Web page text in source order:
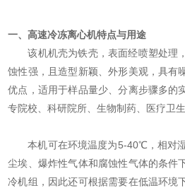
一、高速冷冻离心机特点与用途
该机机壳为铁壳，表面经喷塑处理
蚀性强，且造型新颖、外形美观，具有
优点，适用于样品量少、分离步骤多的
专院校、科研院所、生物制药、医疗卫
本机可在环境温度为5-40℃，相对湿
尘埃、爆炸性气体和腐蚀性气体的条件
冷机组，因此还可根据需要在低温环境